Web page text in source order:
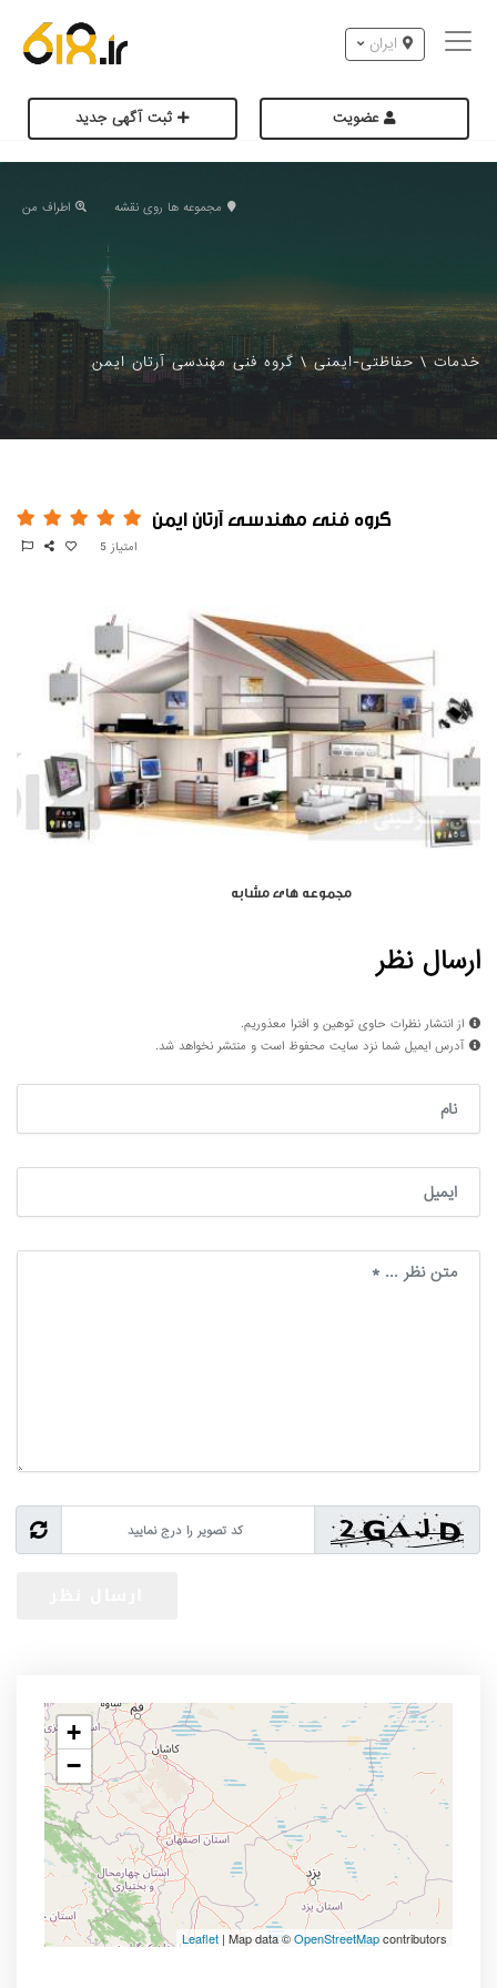
ایران
عضویت ثبت آگهی جدید
مجموعه ها روی نقشه اطراف من
خدمات\حفاظتی-ایمنی\گروه فنی مهندسی آرتان ایمن
گروه فنی مهندسی آرتان ایمن
امتیاز 5
مجموعه های مشابه
ارسال نظر
از انتشار نظرات حاوی توهین و افترا معذوریم.
آدرس ایمیل شما نزد سایت محفوظ است و منتشر نخواهد شد.
+
−
Leaflet | Map data ©OpenStreetMapcontributors